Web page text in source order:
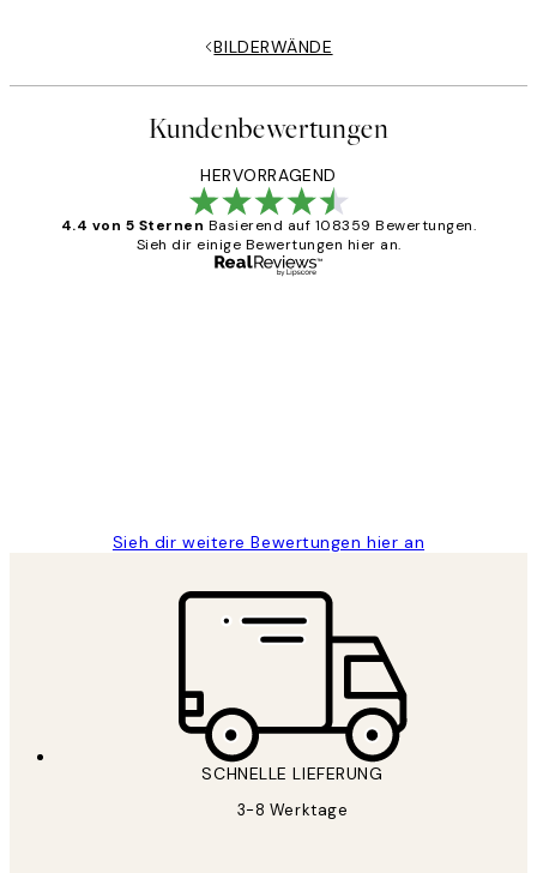
BILDERWÄNDE
Kundenbewertungen
HERVORRAGEND
4.4 von 5 Sternen Basierend auf 108359 Bewertungen.
Sieh dir einige Bewertungen hier an.
Sieh dir weitere Bewertungen hier an
SCHNELLE LIEFERUNG
3-8 Werktage